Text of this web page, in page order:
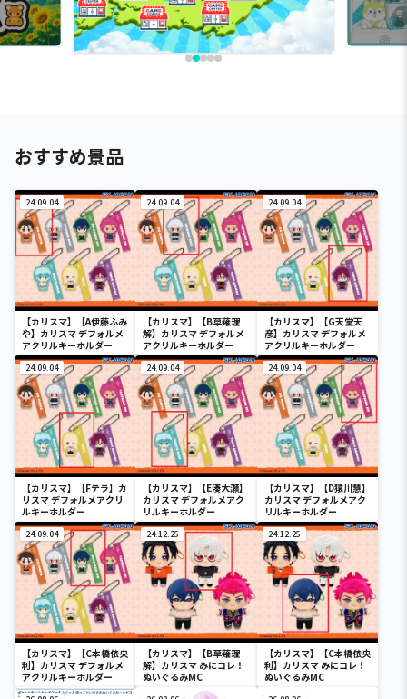
おすすめ景品
24.09.04
【カリスマ】【A伊藤ふみ
や】カリスマ デフォルメ
アクリルキーホルダー
24.09.04
【カリスマ】【B草薙理
解】カリスマ デフォルメ
アクリルキーホルダー
24.09.04
【カリスマ】【G天堂天
彦】カリスマ デフォルメ
アクリルキーホルダー
24.09.04
【カリスマ】【Fテラ】カ
リスマ デフォルメアクリ
ルキーホルダー
24.09.04
【カリスマ】【E湊大瀬】
カリスマ デフォルメアク
リルキーホルダー
24.09.04
【カリスマ】【D猿川慧】
カリスマ デフォルメアク
リルキーホルダー
24.09.04
【カリスマ】【C本橋依央
利】カリスマ デフォルメ
アクリルキーホルダー
24.12.25
【カリスマ】【B草薙理
解】カリスマ みにコレ！
ぬいぐるみMC
24.12.25
【カリスマ】【C本橋依央
利】カリスマ みにコレ！
ぬいぐるみMC